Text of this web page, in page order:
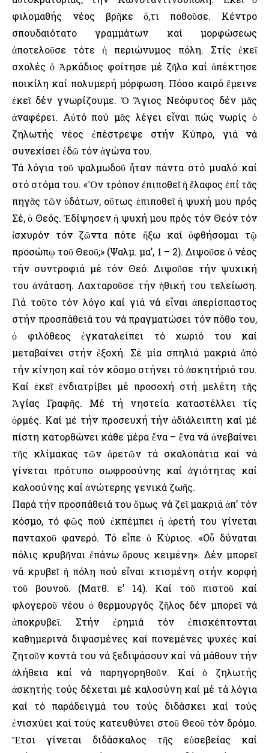
φιλομαθής νέος βρῆκε ὅ,τι ποθοῦσε. Κέντρο
σπουδαιότατο γραμμάτων καί μορφώσεως
ἀποτελοῦσε τότε ἡ περιώνυμος πόλη. Στίς ἐκεῖ
σχολές ὁ Ἀρκάδιος φοίτησε μέ ζῆλο καί ἀπέκτησε
ποικίλη καί πολυμερή μόρφωση. Πόσο καιρό ἔμεινε
ἐκεῖ δέν γνωρίζουμε. Ὁ Ἅγιος Νεόφυτος δέν μᾶς
ἀναφέρει. Αὐτό πού μᾶς λέγει εἶναι πώς νωρίς ὁ
ζηλωτής νέος ἐπέστρεψε στήν Κύπρο, γιά νά
συνεχίσει ἐδῶ τόν ἀγώνα του.
Τά λόγια τοῦ ψαλμωδοῦ ἦταν πάντα στό μυαλό καί
στό στόμα του. «Ὃν τρόπον ἐπιποθεῖ ἡ ἔλαφος ἐπί τᾶς
πηγᾶς τῶν ὑδάτων, οὕτως ἐπιποθεῖ ἡ ψυχή μου πρός
Σέ, ὁ Θεός. Ἐδίψησεν ἡ ψυχή μου πρός τόν Θεόν τόν
ἰσχυρόν τόν ζῶντα πότε ἤξω καί ὀφθήσομαι τῷ
προσώπῳ τοῦ Θεοῦ;» (Ψαλμ. μα’, 1 – 2). Διψοῦσε ὁ νέος
τήν συντροφιά μέ τόν Θεό. Διψοῦσε τήν ψυχική
του ἀνάταση. Λαχταροῦσε τήν ἠθική του τελείωση.
Γιά τοῦτο τόν λόγο καί γιά νά εἶναι ἀπερίσπαστος
στήν προσπάθειά του νά πραγματώσει τόν πόθο του,
ὁ φιλόθεος ἐγκαταλείπει τό χωριό του καί
μεταβαίνει στήν ἐξοχή. Σέ μία σπηλιά μακριά ἀπό
τήν κίνηση καί τόν κόσμο στήνει τό ἀσκητήριό του.
Καί ἐκεῖ ἐνδιατρίβει μέ προσοχή στή μελέτη τῆς
Ἁγίας Γραφῆς. Μέ τή νηστεία καταστέλλει τίς
ὁρμές. Καί μέ τήν προσευχή τήν ἀδιάλειπτη καί μέ
πίστη κατορθώνει κάθε μέρα ἕνα – ἕνα νά ἀνεβαίνει
τῆς κλίμακας τῶν ἀρετῶν τά σκαλοπάτια καί νά
γίνεται πρότυπο σωφροσύνης καί ἁγιότητας καί
καλοσύνης καί ἀνώτερης γενικά ζωῆς.
Παρά τήν προσπάθειά του ὅμως νά ζεῖ μακριά ἀπ’ τόν
κόσμο, τό φῶς πού ἐκπέμπει ἡ ἀρετή του γίνεται
πανταχοῦ φανερό. Τό εἶπε ὁ Κύριος. «Οὗ δύναται
πόλις κρυβῆναι ἐπάνω ὄρους κειμένη». Δέν μπορεῖ
νά κρυβεῖ ἡ πόλη πού εἶναι κτισμένη στήν κορφή
τοῦ βουνοῦ. (Ματθ. ε’ 14). Καί τοῦ πιστοῦ καί
φλογεροῦ νέου ὁ θερμουργός ζῆλος δέν μπορεῖ νά
ἀποκρυβεῖ. Στήν ἐρημιά τόν ἐπισκέπτονται
καθημερινά διψασμένες καί πονεμένες ψυχές καί
ζητοῦν κοντά του νά ξεδιψάσουν καί νά μάθουν τήν
ἀλήθεια καί νά παρηγορηθοῦν. Καί ὁ ζηλωτής
ἀσκητής τούς δέχεται μέ καλοσύνη καί μέ τά λόγια
καί τό παράδειγμά του τούς διδάσκει καί τούς
ἐνισχύει καί τούς κατευθύνει στοῦ Θεοῦ τόν δρόμο.
Ἔτσι γίνεται διδάσκαλος τῆς εὐσεβείας καί